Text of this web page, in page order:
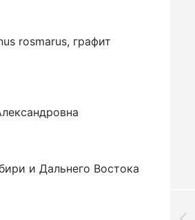
rosmarus, графит
и Дальнего Востока